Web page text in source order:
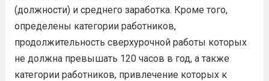
(должности) и среднего заработка. Кроме того,
определены категории работников,
продолжительность сверхурочной работы которых
не должна превышать 120 часов в год, а также
категории работников, привлечение которых к